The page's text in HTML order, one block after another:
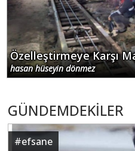
Özelleştirmeye Karşı
hasan hüseyin dönmez
GÜNDEMDEKİLER
#efsane